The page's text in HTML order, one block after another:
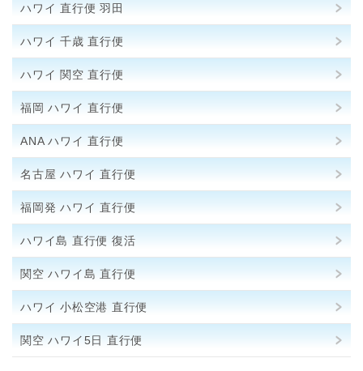
ハワイ 直行便 羽田
ハワイ 千歳 直行便
ハワイ 関空 直行便
福岡 ハワイ 直行便
ANA ハワイ 直行便
名古屋 ハワイ 直行便
福岡発 ハワイ 直行便
ハワイ島 直行便 復活
関空 ハワイ島 直行便
ハワイ 小松空港 直行便
関空 ハワイ5日 直行便